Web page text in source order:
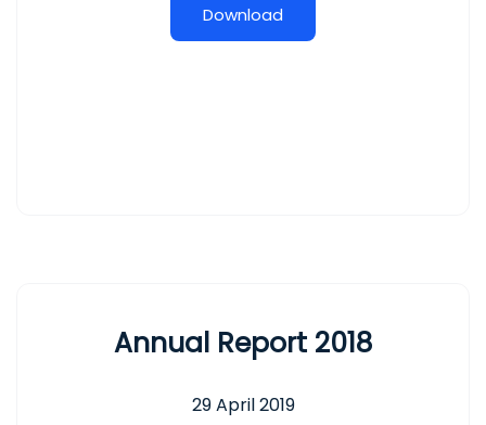
Download
Annual Report 2018
29 April 2019